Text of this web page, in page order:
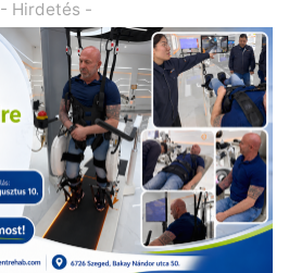
- Hirdetés -